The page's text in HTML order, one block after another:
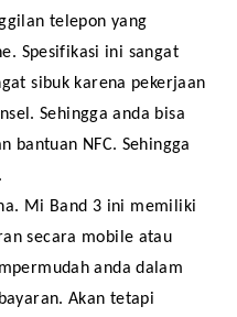
telepon yang
Spesifikasi ini sangat
sibuk karena pekerjaan
Sehingga anda bisa
bantuan NFC. Sehingga
Mi Band 3 ini memiliki
secara mobile atau
anda dalam
Akan tetapi